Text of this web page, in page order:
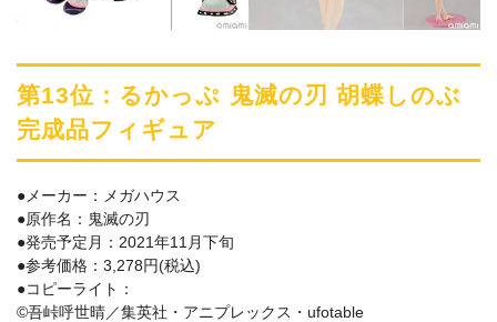
第13位：るかっぷ 鬼滅の刃 胡蝶しのぶ
完成品フィギュア
●メーカー：メガハウス
●原作名：鬼滅の刃
●発売予定月：2021年11月下旬
●参考価格：3,278円(税込)
●コピーライト：
©吾峠呼世晴／集英社・アニプレックス・ufotable